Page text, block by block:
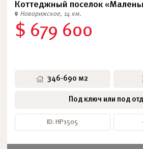
Коттеджный поселок
Новорижское, 14 км.
$ 679 600
346-690 м2
Под ключ или под
ID: НР1505